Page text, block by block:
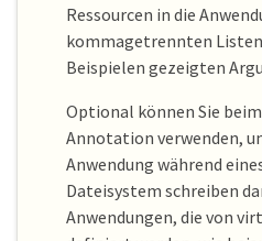
Ressourcen in die
kommagetrennten
Beispielen gezeigten
Optional können Sie
Annotation verwenden,
Anwendung während
Dateisystem schreiben
Anwendungen, die von